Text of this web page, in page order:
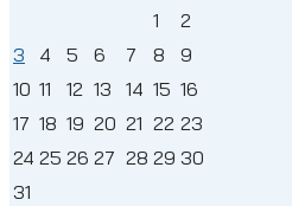
1
2
3
4 5 6 7 8
9
10 11 12 13 14 15 16
17 18 19 20 21 22 23
24 25 26 27 28 29 30
31